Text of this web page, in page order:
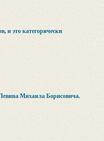
и это категорически
Михаила Борисовича.